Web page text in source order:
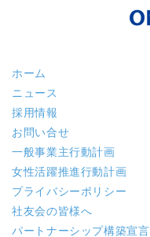
ホーム
ニュース
採用情報
お問い合せ
一般事業主行動計画
女性活躍推進行動計画
プライバシーポリシー
社友会の皆様へ
パートナーシップ構築宣言